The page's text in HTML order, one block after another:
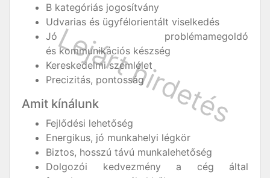
B kategóriás jogosítvány
Udvarias és ügyfélorientált viselkedés
Jó problémamegoldó
és kommunikációs készség
Kereskedelmi szemlélet
Precizitás, pontosság
Amit kínálunk
Fejlődési lehetőség
Energikus, jó munkahelyi légkör
Biztos, hosszú távú munkalehetőség
Dolgozói kedvezmény a cég által